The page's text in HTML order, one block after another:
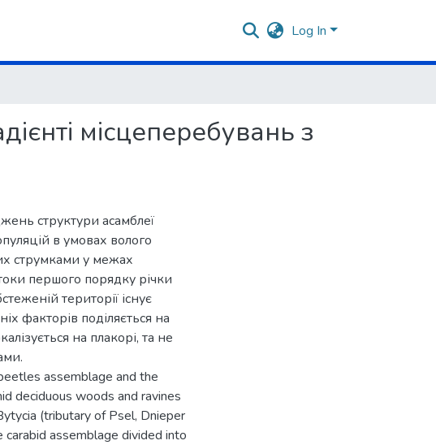
Log In
місцеперебувань з
структури асамблеї
в умовах волого
струмками у межах
першого порядку річки
території існує
факторів поділяється на
на плакорі, та не
assemblage and the
deciduous woods and ravines
(tributary of Psel, Dnieper
carabid assemblage divided into